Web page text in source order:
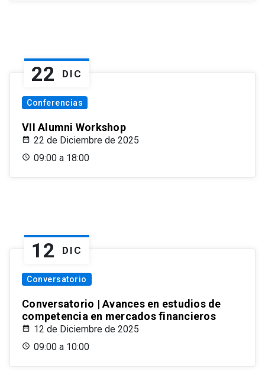
22 DIC
Conferencias
VII Alumni Workshop
22 de Diciembre de 2025
09:00 a 18:00
12 DIC
Conversatorio
Conversatorio | Avances en estudios de
competencia en mercados financieros
12 de Diciembre de 2025
09:00 a 10:00